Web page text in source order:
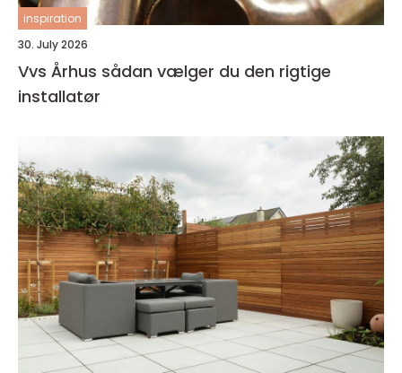
inspiration
30. July 2026
Vvs Århus sådan vælger du den rigtige
installatør